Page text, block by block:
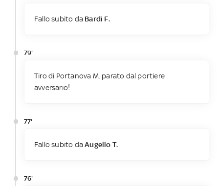
Fallo subito da Bardi F.
79'
Tiro di Portanova M. parato dal portiere
avversario!
77'
Fallo subito daAugello T.
76'